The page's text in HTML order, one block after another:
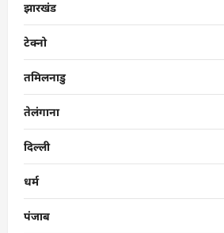
झारखंड
टेक्नो
तमिलनाडु
तेलंगाना
दिल्ली
धर्म
पंजाब